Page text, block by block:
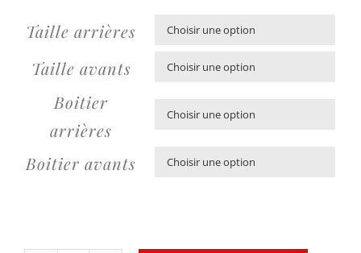
Taille arrières
Taille avants
Boitier
arrières
Boitier avants